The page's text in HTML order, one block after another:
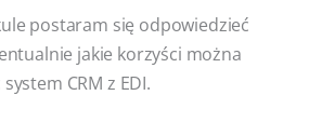
postaram się odpowiedzieć
jakie korzyści można
CRM z EDI.